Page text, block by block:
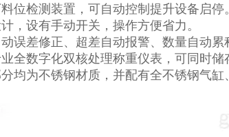
位检测装置，可自动控制提升设备启停。
，设有手动开关，操作方便省力。
误差修正、超差自动报警、数量自动累
全数字化双核处理称重仪表，可同时储
均为不锈钢材质，并配有全不锈钢气缸